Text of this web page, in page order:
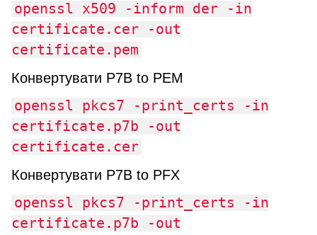
openssl x509 -inform der -in
certificate.cer -out
certificate.pem
Конвертувати P7B to PEM
openssl pkcs7 -print_certs -in
certificate.p7b -out
certificate.cer
Конвертувати P7B to PFX
openssl pkcs7 -print_certs -in
certificate.p7b -out